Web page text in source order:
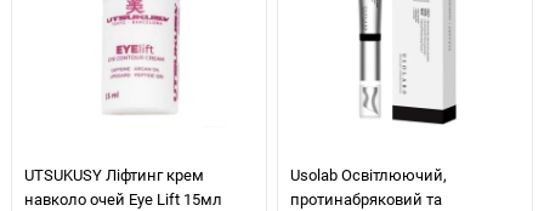
UTSUKUSY Ліфтинг крем
навколо очей Eye Lift 15мл
Usolab Освітлюючий,
протинабряковий та